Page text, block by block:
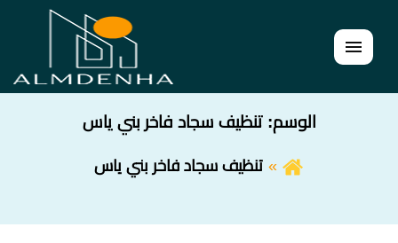
القائمة
الوسم:تنظيف سجاد فاخر بني ياس
تنظيف سجاد فاخر بني ياس